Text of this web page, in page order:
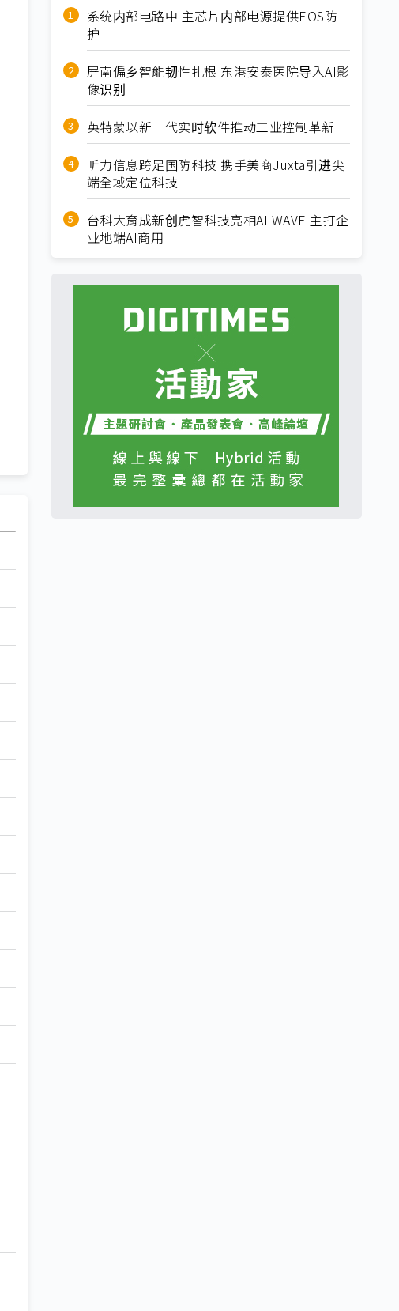
系统内部电路中 主芯片内部电源提供EOS防
护
屏南偏乡智能韧性扎根 东港安泰医院导入AI影
像识别
英特蒙以新一代实时软件推动工业控制革新
昕力信息跨足国防科技 携手美商Juxta引进尖
端全域定位科技
台科大育成新创虎智科技亮相AI WAVE 主打企
业地端AI商用